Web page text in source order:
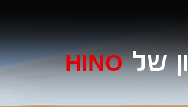
HINO